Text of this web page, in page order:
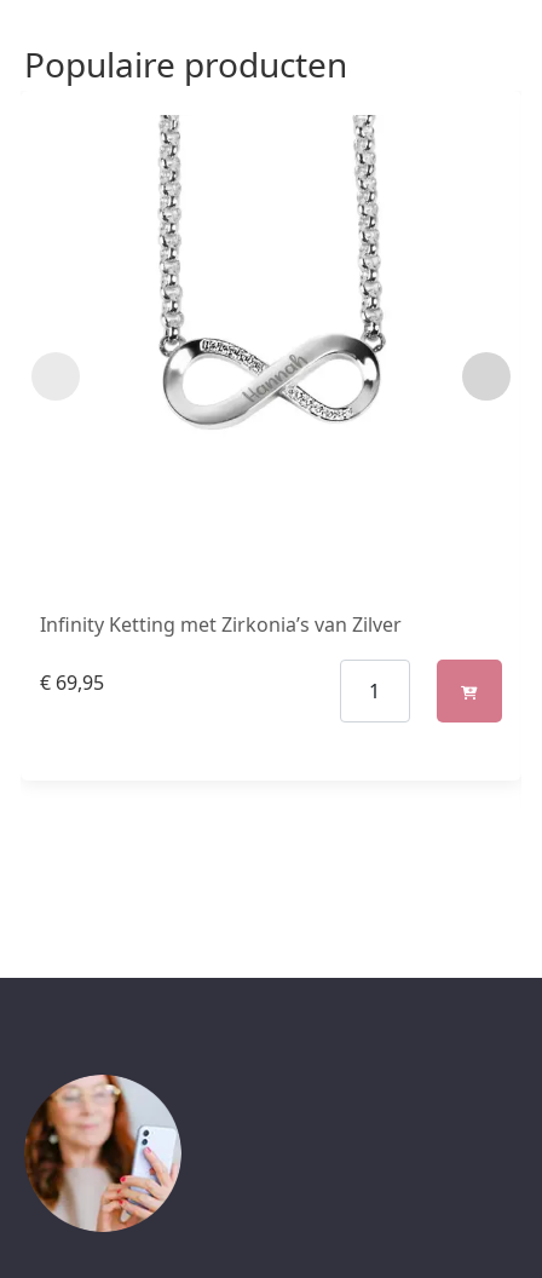
Populaire producten
Infinity Ketting met Zirkonia’s van Zilver
€ 69,95